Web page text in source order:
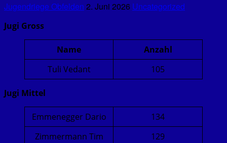
Jugendriege Obfelden 2. Juni 2026 Uncategorized
Jugi Gross
Name
Anzahl
Tuli Vedant
105
Jugi Mittel
Emmenegger Dario
134
Zimmermann Tim
129